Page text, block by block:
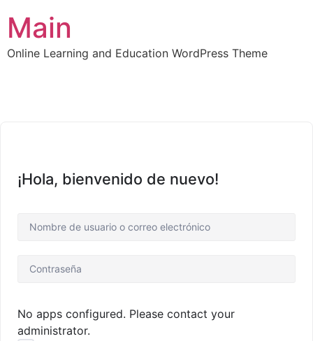
Main
Online Learning and Education WordPress Theme
¡Hola, bienvenido de nuevo!
No apps configured. Please contact your
administrator.